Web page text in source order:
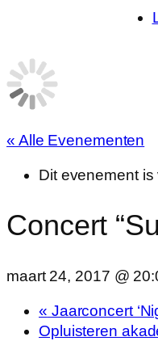
« Alle Evenementen
Dit evenement is
Concert
maart 24, 2017 @
« Jaarconcert
Opluisteren